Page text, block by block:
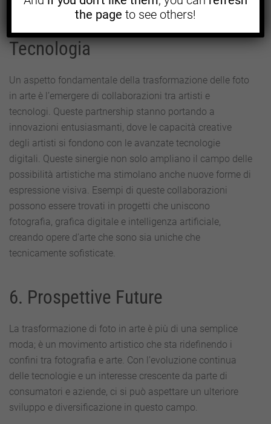
5. Collaborazioni tra Artisti e
Tecnologia
Un aspetto fondamentale della trasformazione delle foto
in arte è l’emergere di collaborazioni tra artisti e
tecnologi. Queste partnership stanno portando a
innovazioni entusiasmanti, dove le capacità creative
degli artisti si fondono con le avanzate tecnologie
digitali. Queste sinergie non solo ampliano il campo delle
possibilità artistiche ma stimolano anche nuove forme di
espressione visiva. Esempi di queste collaborazioni
possono essere trovati in progetti che uniscono
fotografia, grafica digitale e intelligenza artificiale,
creando opere d’arte che sono sia uniche che
tecnicamente sofisticate.
6. Prospettive Future
La trasformazione di foto in arte è più di una semplice
moda; è un movimento artistico che sta ridefinendo i
confini tra fotografia e arte. Con l’evoluzione continua
delle tecnologie e un interesse crescente da parte di
consumatori e aziende, ci si può aspettare un ulteriore
sviluppo e diversificazione in questo campo.
the page to see others!